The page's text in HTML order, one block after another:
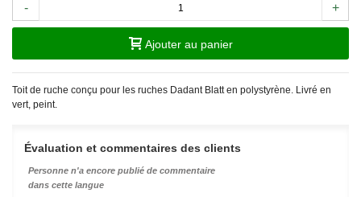
- +
Ajouter au panier
Toit de ruche conçu pour les ruches Dadant Blatt en polystyrène. Livré en
vert, peint.
Évaluation et commentaires des clients
Personne n'a encore publié de commentaire
dans cette langue